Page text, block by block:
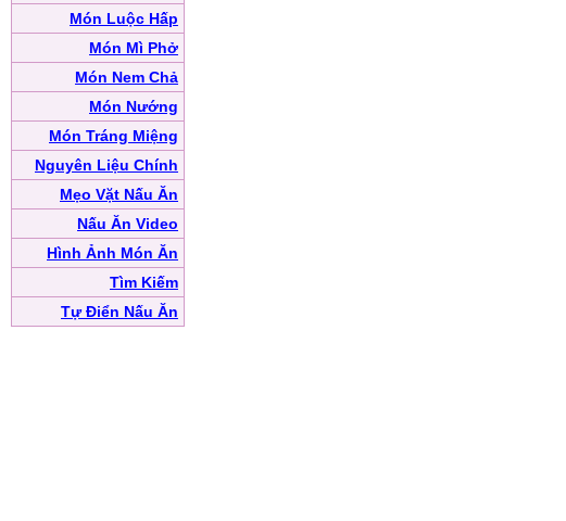
Món Luộc Hấp
Món Mì Phở
Món Nem Chả
Món Nướng
Món Tráng Miệng
Nguyên Liệu Chính
Mẹo Vặt Nấu Ăn
Nấu Ăn Video
Hình Ảnh Món Ăn
Tìm Kiếm
Tự Điển Nấu Ăn